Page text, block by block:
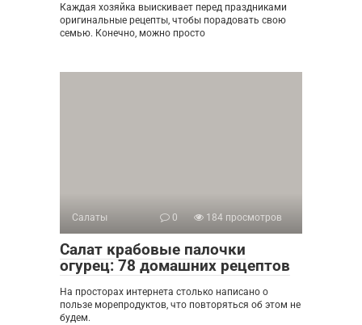
Каждая хозяйка выискивает перед праздниками
оригинальные рецепты, чтобы порадовать свою
семью. Конечно, можно просто
Салаты 0 184 просмотров
Салат крабовые палочки
огурец: 78 домашних рецептов
На просторах интернета столько написано о
пользе морепродуктов, что повторяться об этом не
будем.